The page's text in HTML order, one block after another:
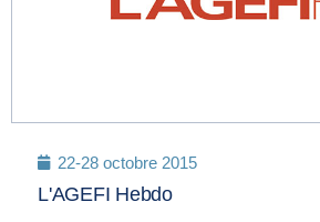
22-28 octobre 2015
L'AGEFI Hebdo